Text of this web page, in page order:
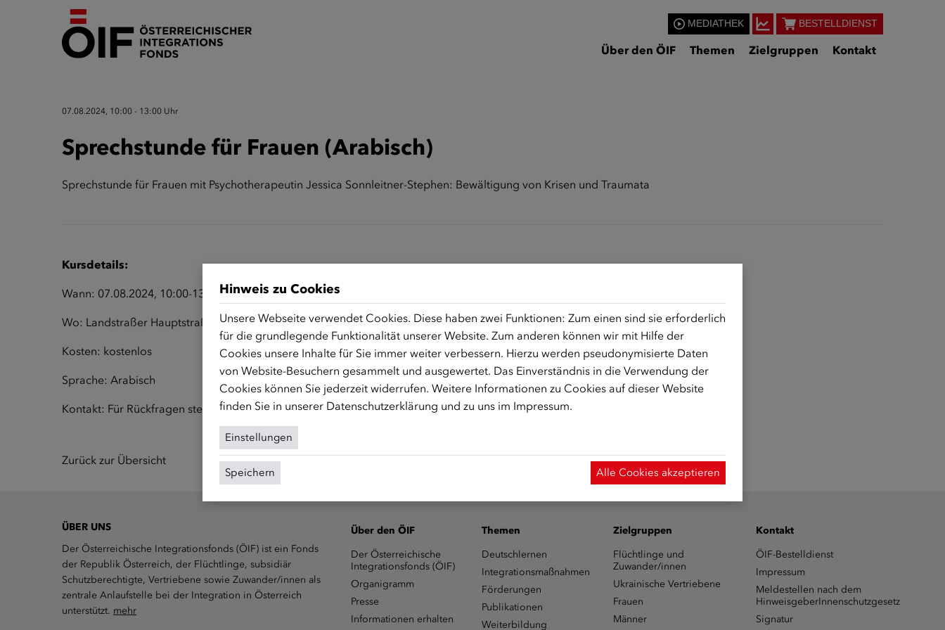
MEDIATHEK BESTELLDIENST
Über den ÖIF Themen Zielgruppen Kontakt
07.08.2024, 10:00 - 13:00 Uhr
Sprechstunde für Frauen (Arabisch)
Sprechstunde für Frauen mit Psychotherapeutin Jessica Sonnleitner-Stephen: Bewältigung von Krisen und Traumata
Kursdetails:
Wann: 07.08.2024, 10:00-13:00 Uhr
Wo: Landstraßer Hauptstraße 26, 1030 Wien; Frauenzentrum
Kosten: kostenlos
Sprache: Arabisch
Kontakt: Für Rückfragen stehen wir unter frauen@integrationsfonds.atzur Verfügung
Zurück zur Übersicht
ÜBER UNS
Der Österreichische Integrationsfonds (ÖIF) ist ein Fonds
der Republik Österreich, der Flüchtlinge, subsidiär
Schutzberechtigte, Vertriebene sowie Zuwander/innen als
zentrale Anlaufstelle bei der Integration in Österreich
unterstützt. mehr
Über den ÖIF
Der Österreichische
Integrationsfonds (ÖIF)
Organigramm
Presse
Informationen erhalten
Themen
Deutschlernen
Integrationsmaßnahmen
Förderungen
Publikationen
Weiterbildung
Zielgruppen
Flüchtlinge und
Zuwander/innen
Ukrainische Vertriebene
Frauen
Männer
Kontakt
ÖIF-Bestelldienst
Impressum
Meldestellen nach dem
HinweisgeberInnenschutzgesetz
Signatur
Hinweis zu Cookies
Unsere Webseite verwendet Cookies. Diese haben zwei Funktionen: Zum einen sind sie erforderlich
für die grundlegende Funktionalität unserer Website. Zum anderen können wir mit Hilfe der
Cookies unsere Inhalte für Sie immer weiter verbessern. Hierzu werden pseudonymisierte Daten
von Website-Besuchern gesammelt und ausgewertet. Das Einverständnis in die Verwendung der
Cookies können Sie jederzeit widerrufen. Weitere Informationen zu Cookies auf dieser Website
finden Sie in unserer Datenschutzerklärung und zu uns im Impressum.
Einstellungen
Speichern Alle Cookies akzeptieren